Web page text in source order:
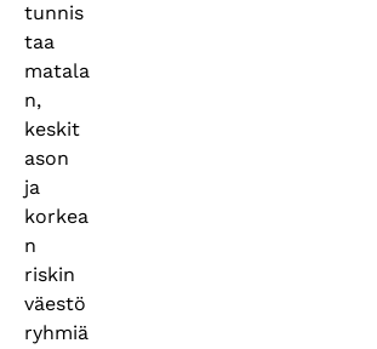
tunnis
taa
matala
n,
keskit
ason
ja
korkea
n
riskin
väestö
ryhmiä